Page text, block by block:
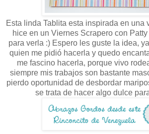
Esta linda Tablita esta inspirada en una
hice en un Viernes Scrapero con
para verla :) Espero les guste la idea,
quien me pidió hacerla y quedo
me fascino hacerla, porque vivo
siempre mis trabajos son bastante
pierdo oportunidad de desbordar
se trata de hacer algo dulce